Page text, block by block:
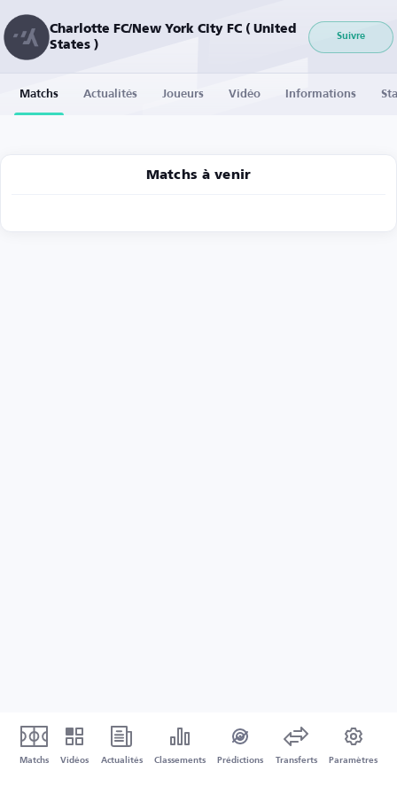
Charlotte FC/New York City FC ( United
States )
Suivre
Matchs Actualités Joueurs Vidéo Informations
Matchs à venir
Matchs Vidéos Actualités Classements Prédictions Transferts Paramètres